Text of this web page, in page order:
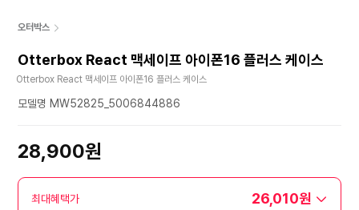
오터박스
Otterbox React 맥세이프 아이폰16 플러스 케이스
Otterbox React 맥세이프 아이폰16 플러스 케이스
모델명 MW52825_5006844886
28,900원
최대혜택가 26,010원